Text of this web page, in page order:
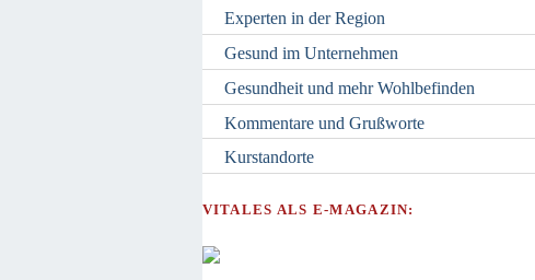
Experten in der Region
Gesund im Unternehmen
Gesundheit und mehr Wohlbefinden
Kommentare und Grußworte
Kurstandorte
VITALES ALS E-MAGAZIN: